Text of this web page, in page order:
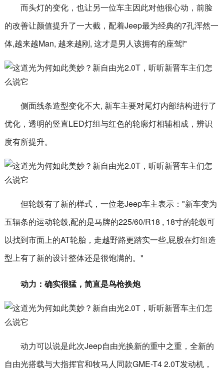
而头灯的变化，也让另一位车主因此对他很心动，前脸
的改善让颜值提升了一大截，配着Jeep最为经典的7孔浑然一
体,越来越Man, 越来越刚, 这才是男人该拥有的座驾!"
侧面线条造型变化不大, 新车主要对尾灯内部结构进行了
优化，透明的竖直LED灯组与红色的轮廓灯相辅相成，辨识
度有所提升。
但轮毂有了新的样式，一位老Jeep车主表示："新车变为
五辐条的运动轮毂,配的是马牌的225/60/R18 , 18寸的轮毂可
以找到市面上的AT轮胎，走越野路更踏实一些,屁股在灯组造
型上有了新的设计整体还是很饱满的。"
动力：确实很猛，简直是鸟枪换炮
动力可以说是此次Jeep自由光换新的重中之重，全新的
自由光搭载与大指挥官和牧马人同款GME-T4 2.0T发动机，